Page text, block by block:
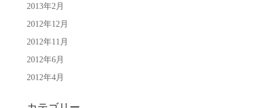
2013年2月
2012年12月
2012年11月
2012年6月
2012年4月